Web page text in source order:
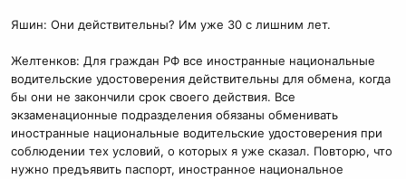
Яшин: Они действительны? Им уже 30 с лишним лет.
Желтенков: Для граждан РФ все иностранные национальные
водительские удостоверения действительны для обмена, когда
бы они не закончили срок своего действия. Все
экзаменационные подразделения обязаны обменивать
иностранные национальные водительские удостоверения при
соблюдении тех условий, о которых я уже сказал. Повторю, что
нужно предъявить паспорт, иностранное национальное